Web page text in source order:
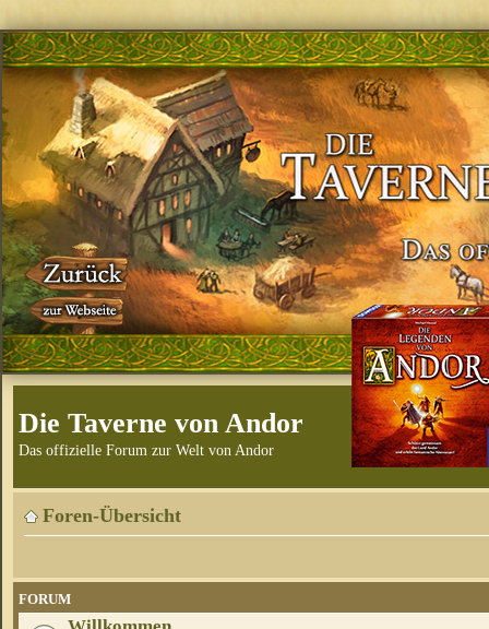
Die Taverne von Andor
Das offizielle Forum zur Welt von Andor
Foren-Übersicht
FORUM